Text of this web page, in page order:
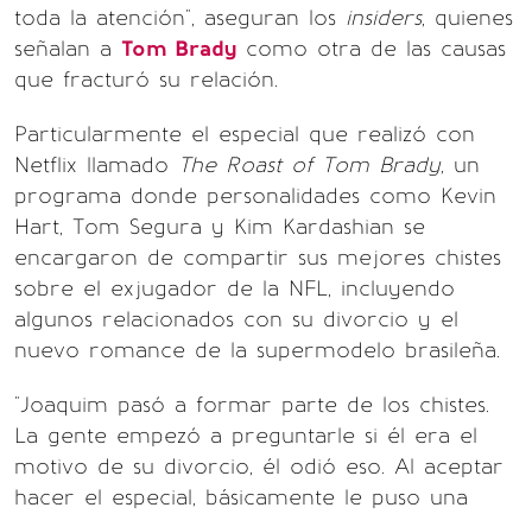
toda la atención", aseguran los insiders, quienes
señalan a Tom Brady como otra de las causas
que fracturó su relación.
Particularmente el especial que realizó con
Netflix llamado The Roast of Tom Brady, un
programa donde personalidades como Kevin
Hart, Tom Segura y Kim Kardashian se
encargaron de compartir sus mejores chistes
sobre el exjugador de la NFL, incluyendo
algunos relacionados con su divorcio y el
nuevo romance de la supermodelo brasileña.
"Joaquim pasó a formar parte de los chistes.
La gente empezó a preguntarle si él era el
motivo de su divorcio, él odió eso. Al aceptar
hacer el especial, básicamente le puso una